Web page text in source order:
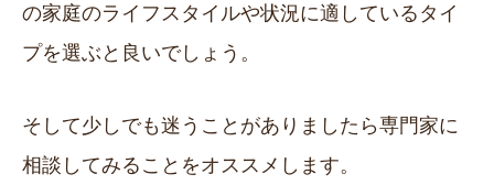
の家庭のライフスタイルや状況に適しているタイ
プを選ぶと良いでしょう。
そして少しでも迷うことがありましたら専門家に
相談してみることをオススメします。